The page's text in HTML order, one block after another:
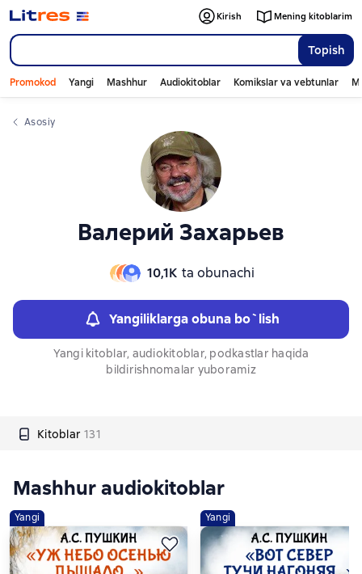
Topish
Kirish Mening kitoblarim
Promokod Yangi Mashhur Audiokitoblar Komikslar va vebtunlar
Asosiy
Валерий Захарьев
10,1К ta obunachi
Yangiliklarga obuna bo`lish
Yangi kitoblar, audiokitoblar, podkastlar haqida
bildirishnomalar yuboramiz
Kitoblar 131
Слайдер с книгами
Mashhur audiokitoblar
Yangi Yangi